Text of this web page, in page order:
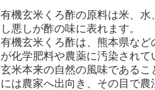
有機玄米くろ酢の原料は米、
し悪しが酢の味に表れます。
有機玄米くろ酢は、熊本県な
が化学肥料や農薬に汚染されて
玄米本来の自然の風味である
には農家へ出向き、その目で農